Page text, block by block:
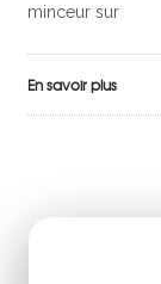
minceur sur
En savoir plus